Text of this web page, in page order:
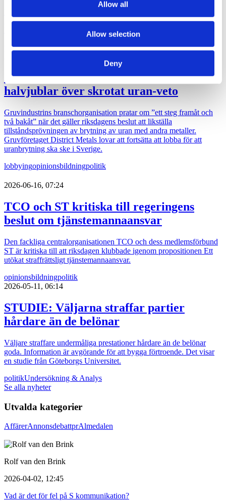
Allow all
Allow selection
Deny
ger sig ut på en två dagars valturné i Sverige. Dock blir det flera
politikval 2026
Gruvbolag och branschorganisation
halvjublar över skrotat uran-veto
Gruvindustrins branschorganisation pratar om ”ett steg framåt och
två bakåt” när det gäller riksdagens beslut att likställa
tillståndsprövningen av brytning av uran med andra metaller.
Gruvföretaget District Metals lovar att fortsätta att lobba för att
uranbrytning ska ske i Sverige.
lobbyingopinionsbildningpolitik
2026-06-16, 07:24
TCO och ST kritiska till regeringens
beslut om tjänstemannaansvar
Den fackliga centralorganisationen TCO och dess medlemsförbund
ST är kritiska till att riksdagen klubbade igenom propositionen Ett
utökat straffrättsligt tjänstemannaansvar.
opinionsbildningpolitik
2026-05-11, 06:14
STUDIE: Väljarna straffar partier
hårdare än de belönar
Väljare straffare undermåliga prestationer hårdare än de belönar
goda. Information är avgörande för att bygga förtroende. Det visar
en studie från Göteborgs Universitet.
politikUndersökning & Analys
Se alla nyheter
Utvalda kategorier
AffärerAnnonsdebattprAlmedalen
Rolf van den Brink
2026-04-02, 12:45
Vad är det för fel på S kommunikation?